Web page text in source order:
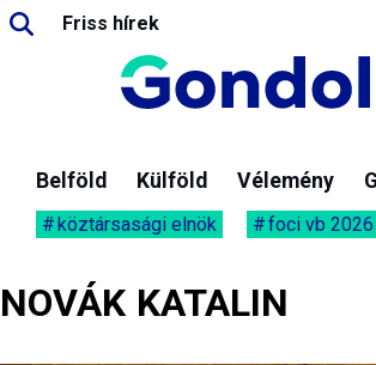
Friss hírek
Belföld Külföld Vélemény
köztársasági elnök foci vb 2026
NOVÁK KATALIN